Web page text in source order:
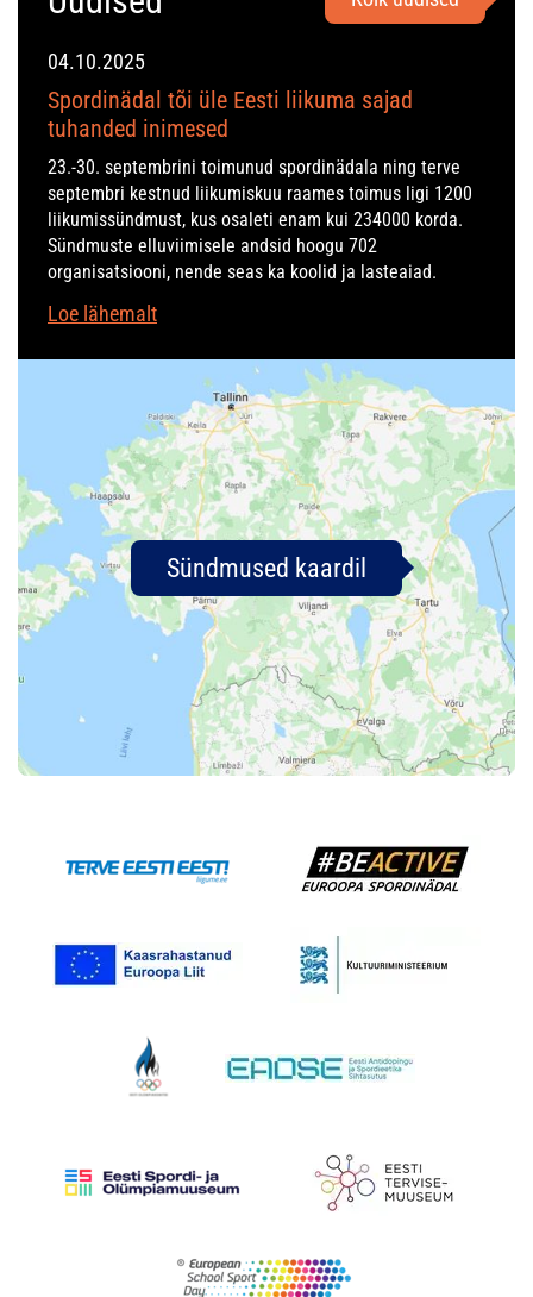
04.10.2025
Spordinädal tõi üle Eesti liikuma sajad
tuhanded inimesed
23.-30. septembrini toimunud spordinädala ning terve
septembri kestnud liikumiskuu raames toimus ligi 1200
liikumissündmust, kus osaleti enam kui 234000 korda.
Sündmuste elluviimisele andsid hoogu 702
organisatsiooni, nende seas ka koolid ja lasteaiad.
Loe lähemalt
Sündmused kaardil